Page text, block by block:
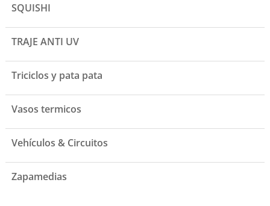
SQUISHI
TRAJE ANTI UV
Triciclos y pata pata
Vasos termicos
Vehículos & Circuitos
Zapamedias